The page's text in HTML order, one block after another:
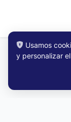
Usamos
y personalizar